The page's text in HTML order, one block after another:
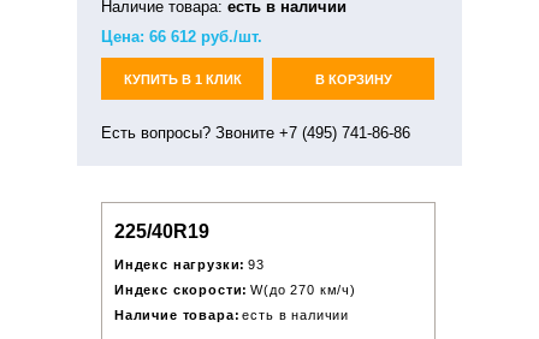
Наличие товара: есть в наличии
Цена: 66 612 руб./шт.
КУПИТЬ В 1 КЛИК В КОРЗИНУ
Есть вопросы? Звоните +7 (495) 741-86-86
225/40R19
Индекс нагрузки: 93
Индекс скорости: W(до 270 км/ч)
Наличие товара: есть в наличии